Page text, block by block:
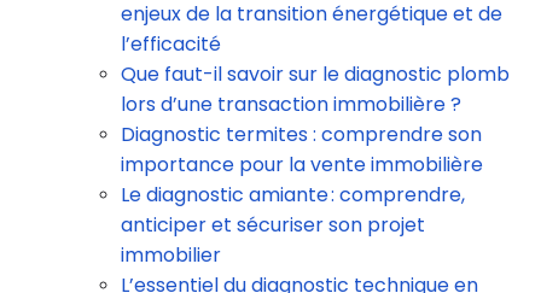
enjeux de la transition énergétique et de
l’efficacité
Que faut-il savoir sur le diagnostic plomb
lors d’une transaction immobilière ?
Diagnostic termites : comprendre son
importance pour la vente immobilière
Le diagnostic amiante : comprendre,
anticiper et sécuriser son projet
immobilier
L’essentiel du diagnostic technique en